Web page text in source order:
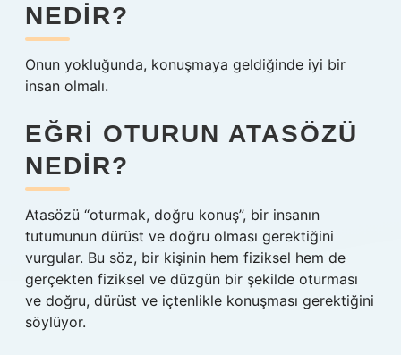
NEDIR?
Onun yokluğunda, konuşmaya geldiğinde iyi bir
insan olmalı.
EĞRI OTURUN ATASÖZÜ
NEDIR?
Atasözü “oturmak, doğru konuş”, bir insanın
tutumunun dürüst ve doğru olması gerektiğini
vurgular. Bu söz, bir kişinin hem fiziksel hem de
gerçekten fiziksel ve düzgün bir şekilde oturması
ve doğru, dürüst ve içtenlikle konuşması gerektiğini
söylüyor.